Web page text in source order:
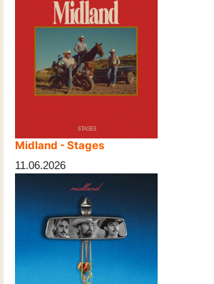
Midland - Stages
11.06.2026